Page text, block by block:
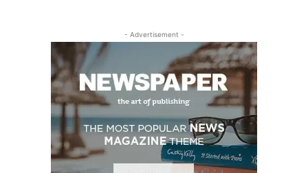
- Advertisement -